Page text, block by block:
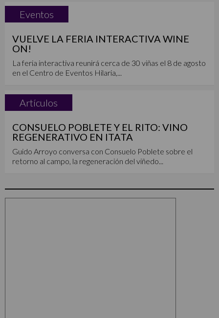
Eventos
VUELVE LA FERIA INTERACTIVA WINE
ON!
La feria interactiva reunirá cerca de 30 viñas el 8 de agosto
en el Centro de Eventos Hilaria,...
Artículos
CONSUELO POBLETE Y EL RITO: VINO
REGENERATIVO EN ITATA
Guido Arroyo conversa con Consuelo Poblete sobre el
retorno al campo, la regeneración del viñedo...